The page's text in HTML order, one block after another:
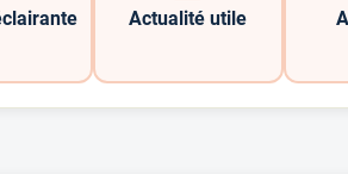
Actualité utile